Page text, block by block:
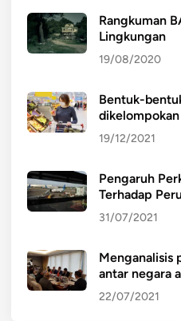
Rangkuman
Lingkungan
19/08/2020
Bentuk-
19/12/2021
Pengaruh
Terhadap
31/07/2021
Menganalisis
antar negara
22/07/2021